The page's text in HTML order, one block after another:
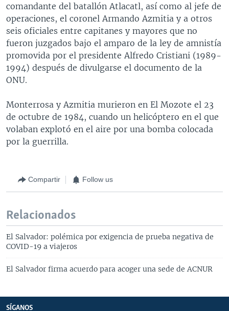
comandante del batallón Atlacatl, así como al jefe de
operaciones, el coronel Armando Azmitia y a otros
seis oficiales entre capitanes y mayores que no
fueron juzgados bajo el amparo de la ley de amnistía
promovida por el presidente Alfredo Cristiani (1989-
1994) después de divulgarse el documento de la
ONU.
Monterrosa y Azmitia murieron en El Mozote el 23
de octubre de 1984, cuando un helicóptero en el que
volaban explotó en el aire por una bomba colocada
por la guerrilla.
Compartir Follow us
Relacionados
El Salvador: polémica por exigencia de prueba negativa de
COVID-19 a viajeros
El Salvador firma acuerdo para acoger una sede de ACNUR
SÍGANOS